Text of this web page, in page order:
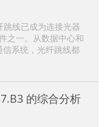
线已成为连接光器
之一。从数据中心和
信系统，光纤跳线都
的综合分析